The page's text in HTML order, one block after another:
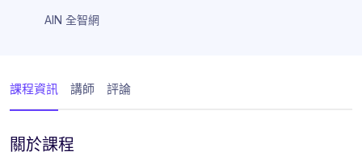
AIN 全智網
課程資訊 講師 評論
關於課程